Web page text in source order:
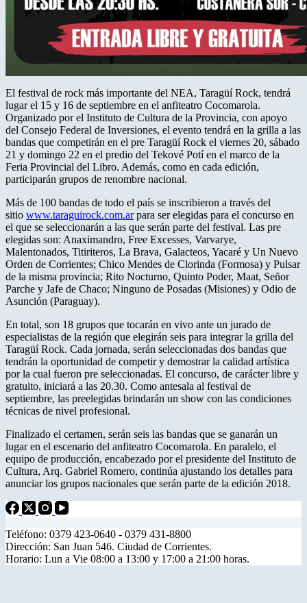
El festival de rock más importante del NEA, Taragüí Rock, tendrá
lugar el 15 y 16 de septiembre en el anfiteatro Cocomarola.
Organizado por el Instituto de Cultura de la Provincia, con apoyo
del Consejo Federal de Inversiones, el evento tendrá en la grilla a las
bandas que competirán en el pre Taragüí Rock el viernes 20, sábado
21 y domingo 22 en el predio del Tekové Potí en el marco de la
Feria Provincial del Libro. Además, como en cada edición,
participarán grupos de renombre nacional.
Más de 100 bandas de todo el país se inscribieron a través del
sitio www.taraguirock.com.arpara ser elegidas para el concurso en
el que se seleccionarán a las que serán parte del festival. Las pre
elegidas son: Anaximandro, Free Excesses, Varvarye,
Malentonados, Titiriteros, La Brava, Galacteos, Yacaré y Un Nuevo
Orden de Corrientes; Chico Mendes de Clorinda (Formosa) y Pulsar
de la misma provincia; Rito Nocturno, Quinto Poder, Maat, Señor
Parche y Jafe de Chaco; Ninguno de Posadas (Misiones) y Odio de
Asunción (Paraguay).
En total, son 18 grupos que tocarán en vivo ante un jurado de
especialistas de la región que elegirán seis para integrar la grilla del
Taragüí Rock. Cada jornada, serán seleccionadas dos bandas que
tendrán la oportunidad de competir y demostrar la calidad artística
por la cual fueron pre seleccionadas. El concurso, de carácter libre y
gratuito, iniciará a las 20.30. Como antesala al festival de
septiembre, las preelegidas brindarán un show con las condiciones
técnicas de nivel profesional.
Finalizado el certamen, serán seis las bandas que se ganarán un
lugar en el escenario del anfiteatro Cocomarola. En paralelo, el
equipo de producción, encabezado por el presidente del Instituto de
Cultura, Arq. Gabriel Romero, continúa ajustando los detalles para
anunciar los grupos nacionales que serán parte de la edición 2018.
Teléfono: 0379 423-0640 - 0379 431-8800
Dirección: San Juan 546. Ciudad de Corrientes.
Horario: Lun a Vie 08:00 a 13:00 y 17:00 a 21:00 horas.